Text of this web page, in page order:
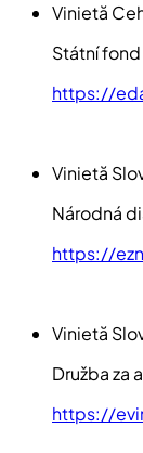
Vinietă
Státní
https://
Vinietă
Národná
https://
Vinietă
Družba za
https://